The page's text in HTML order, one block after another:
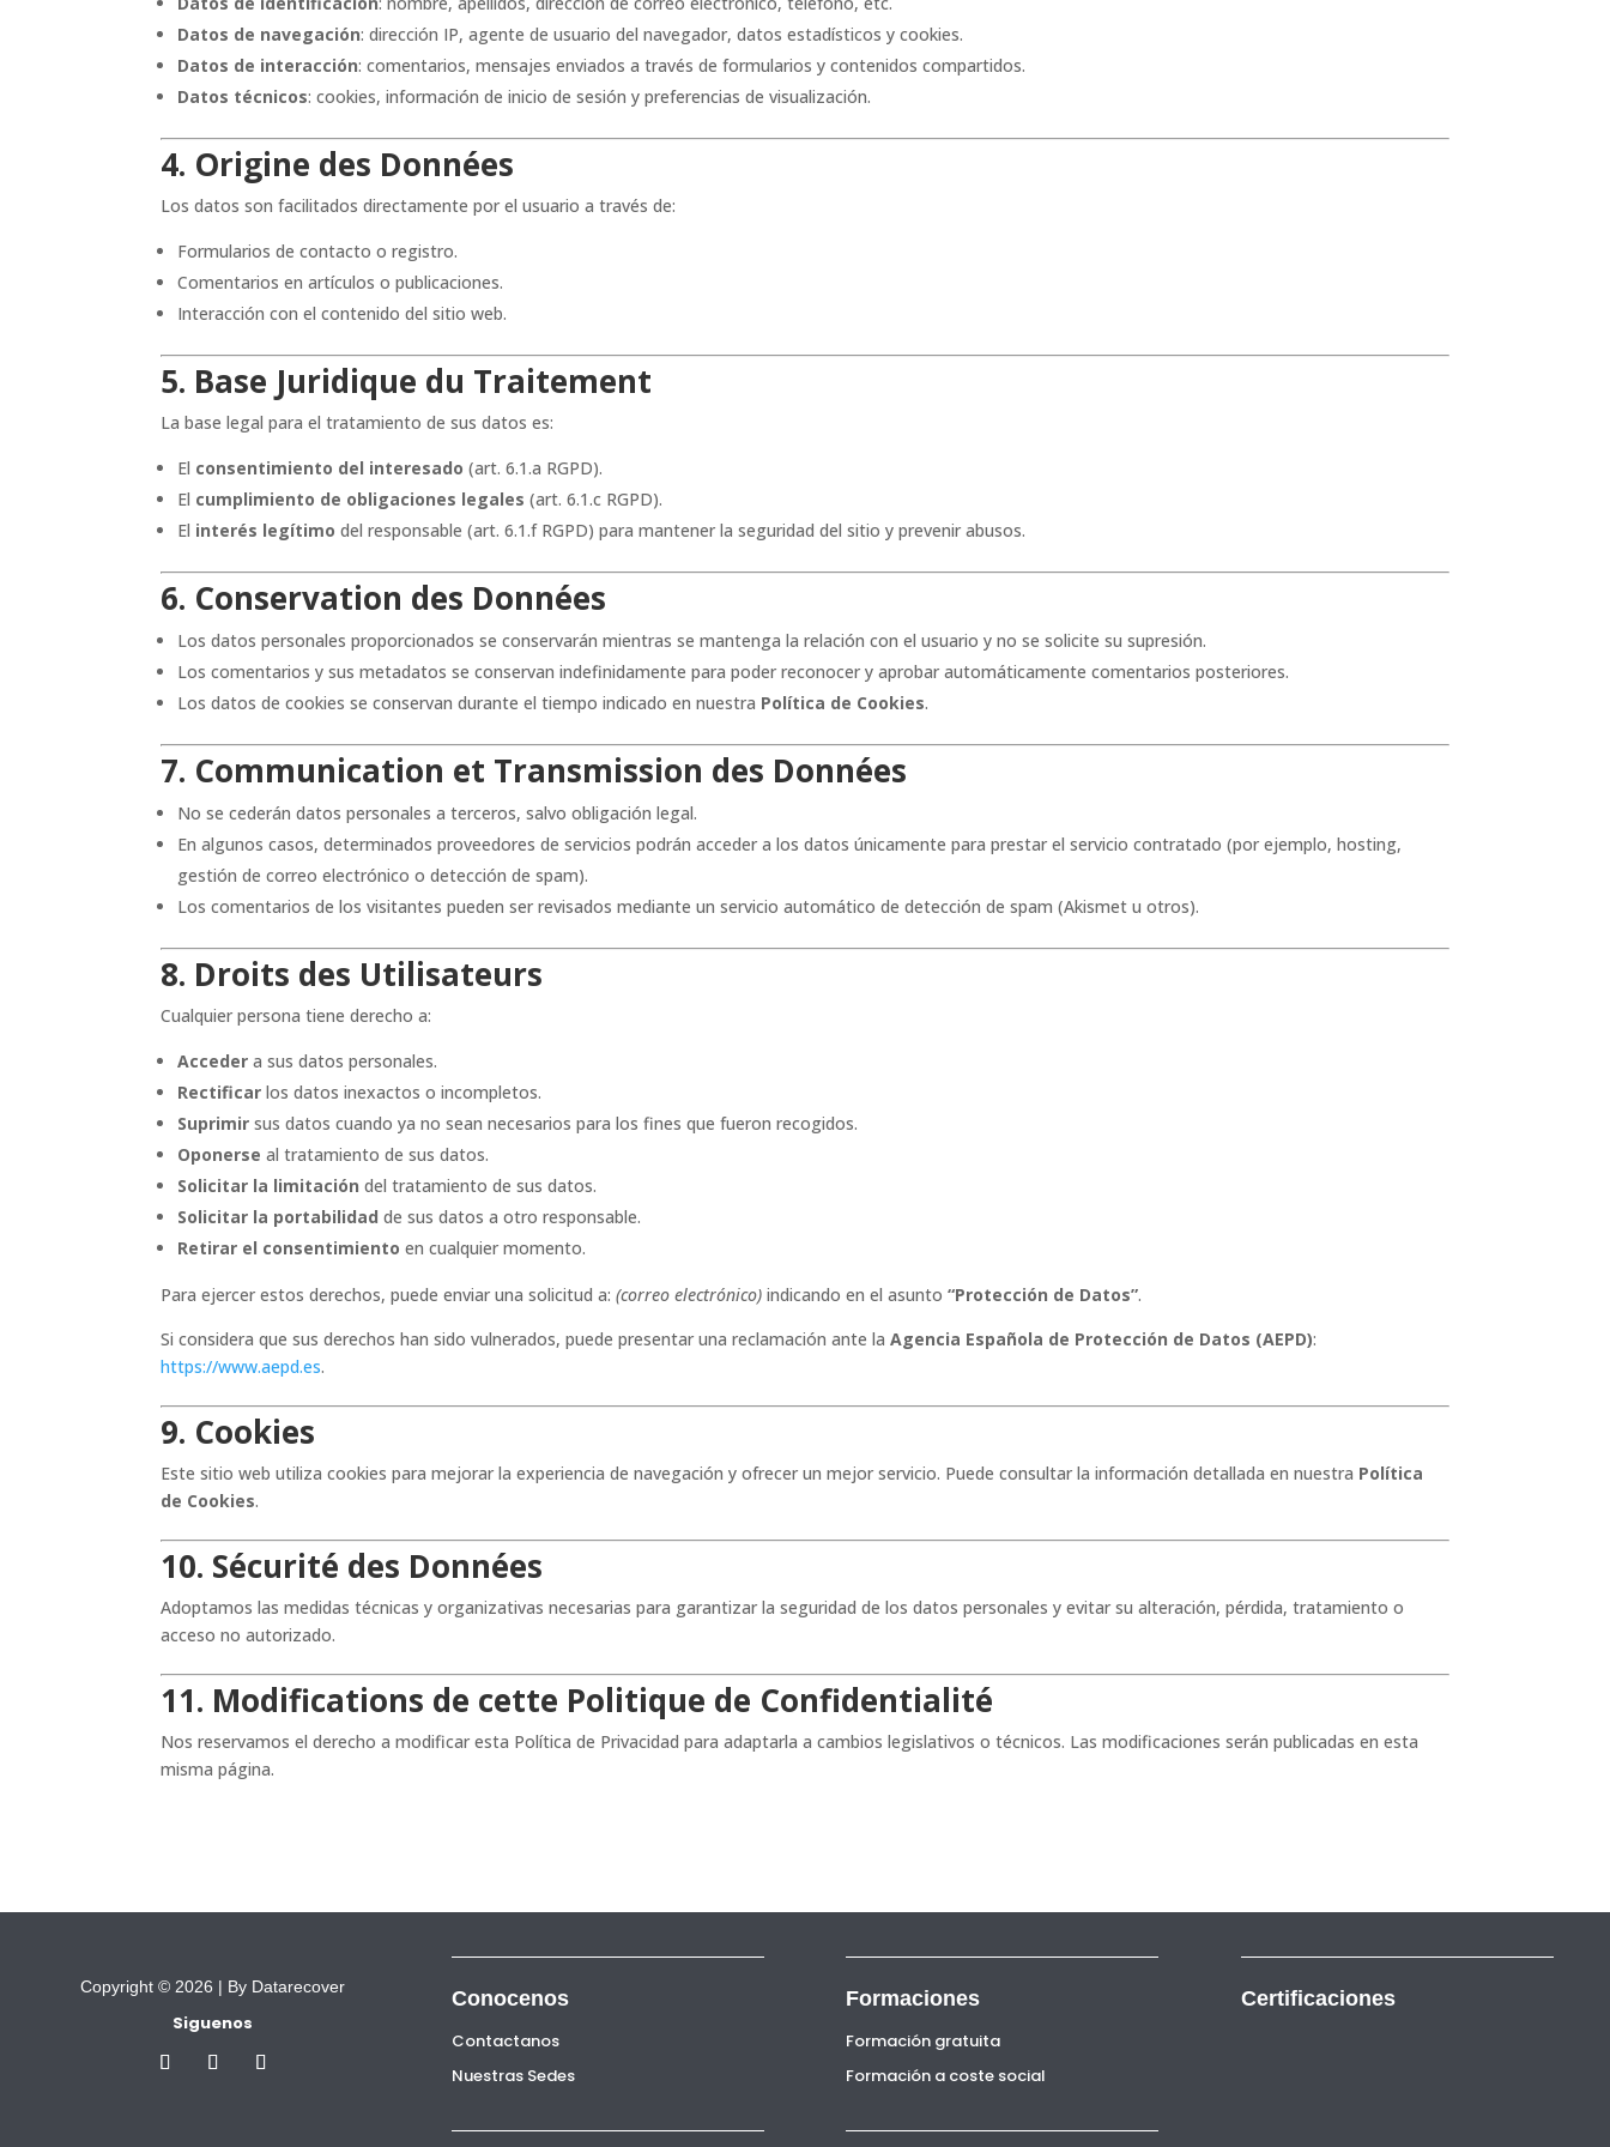
Datos de navegación: dirección IP, agente de usuario del navegador, datos estadísticos y cookies.
Datos de interacción: comentarios, mensajes enviados a través de formularios y contenidos compartidos.
Datos técnicos: cookies, información de inicio de sesión y preferencias de visualización.
4. Origine des Données
Los datos son facilitados directamente por el usuario a través de:
Formularios de contacto o registro.
Comentarios en artículos o publicaciones.
Interacción con el contenido del sitio web.
5. Base Juridique du Traitement
La base legal para el tratamiento de sus datos es:
El consentimiento del interesado (art. 6.1.a RGPD).
El cumplimiento de obligaciones legales (art. 6.1.c RGPD).
El interés legítimo del responsable (art. 6.1.f RGPD) para mantener la seguridad del sitio y prevenir abusos.
6. Conservation des Données
Los datos personales proporcionados se conservarán mientras se mantenga la relación con el usuario y no se solicite su supresión.
Los comentarios y sus metadatos se conservan indefinidamente para poder reconocer y aprobar automáticamente comentarios posteriores.
Los datos de cookies se conservan durante el tiempo indicado en nuestra Política de Cookies.
7. Communication et Transmission des Données
No se cederán datos personales a terceros, salvo obligación legal.
En algunos casos, determinados proveedores de servicios podrán acceder a los datos únicamente para prestar el servicio contratado (por ejemplo, hosting,
gestión de correo electrónico o detección de spam).
Los comentarios de los visitantes pueden ser revisados mediante un servicio automático de detección de spam (Akismet u otros).
8. Droits des Utilisateurs
Cualquier persona tiene derecho a:
Acceder a sus datos personales.
Rectificar los datos inexactos o incompletos.
Suprimir sus datos cuando ya no sean necesarios para los fines que fueron recogidos.
Oponerse al tratamiento de sus datos.
Solicitar la limitación del tratamiento de sus datos.
Solicitar la portabilidad de sus datos a otro responsable.
Retirar el consentimiento en cualquier momento.
Para ejercer estos derechos, puede enviar una solicitud a:(correo electrónico) indicando en el asunto“Protección de Datos”.
Si considera que sus derechos han sido vulnerados, puede presentar una reclamación ante laAgencia Española de Protección de Datos (AEPD):
https://www.aepd.es.
9. Cookies
Este sitio web utiliza cookies para mejorar la experiencia de navegación y ofrecer un mejor servicio. Puede consultar la información detallada en nuestra Política
de Cookies.
10. Sécurité des Données
Adoptamos las medidas técnicas y organizativas necesarias para garantizar la seguridad de los datos personales y evitar su alteración, pérdida, tratamiento o
acceso no autorizado.
11. Modifications de cette Politique de Confidentialité
Nos reservamos el derecho a modificar esta Política de Privacidad para adaptarla a cambios legislativos o técnicos. Las modificaciones serán publicadas en esta
misma página.
Copyright © 2026 | By Datarecover
Siguenos
Conocenos
Contactanos
Nuestras Sedes
Formaciones
Formación gratuita
Formación a coste social
Certificaciones